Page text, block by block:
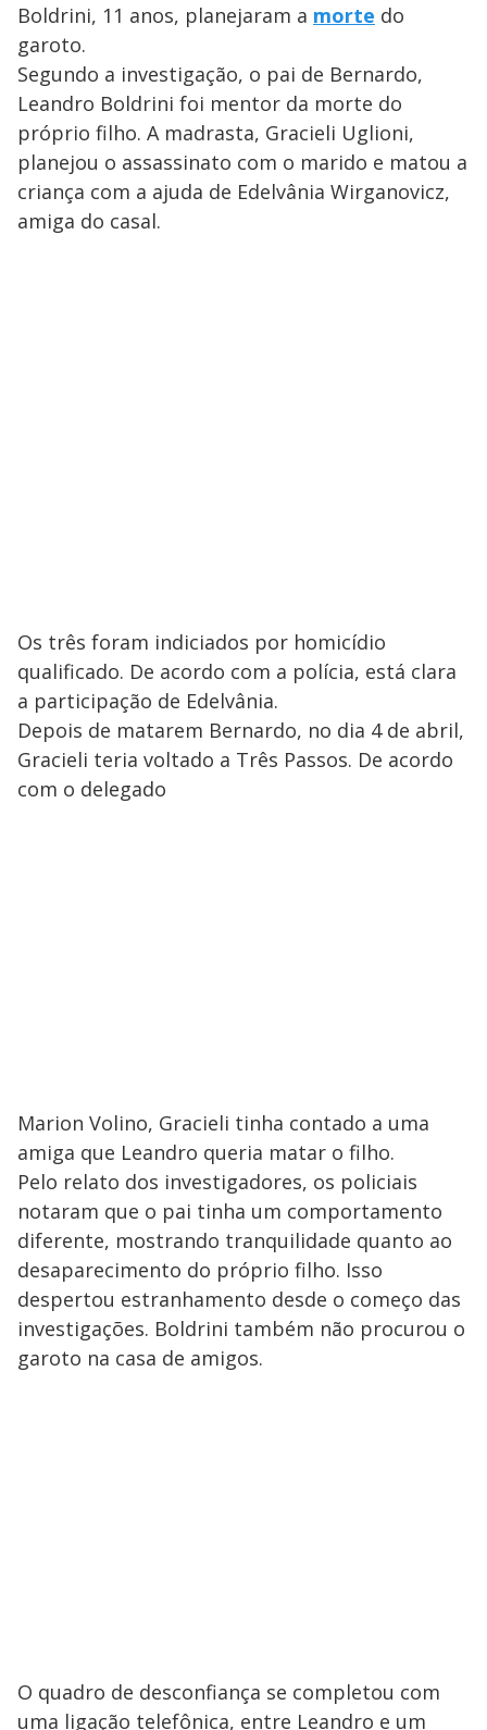
Boldrini, 11 anos, planejaram a morte do
garoto.
Segundo a investigação, o pai de Bernardo,
Leandro Boldrini foi mentor da morte do
próprio filho. A madrasta, Gracieli Uglioni,
planejou o assassinato com o marido e matou a
criança com a ajuda de Edelvânia Wirganovicz,
amiga do casal.
Os três foram indiciados por homicídio
qualificado. De acordo com a polícia, está clara
a participação de Edelvânia.
Depois de matarem Bernardo, no dia 4 de abril,
Gracieli teria voltado a Três Passos. De acordo
com o delegado
Marion Volino, Gracieli tinha contado a uma
amiga que Leandro queria matar o filho.
Pelo relato dos investigadores, os policiais
notaram que o pai tinha um comportamento
diferente, mostrando tranquilidade quanto ao
desaparecimento do próprio filho. Isso
despertou estranhamento desde o começo das
investigações. Boldrini também não procurou o
garoto na casa de amigos.
O quadro de desconfiança se completou com
uma ligação telefônica, entre Leandro e um